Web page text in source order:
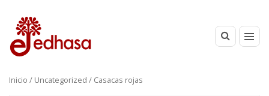
Inicio / Uncategorized / Casacas rojas